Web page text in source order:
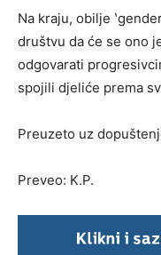
Na kraju, obilje
društvu da će se ono
odgovarati
spojili djeliće prema
Preuzeto uz
Preveo: K.P.